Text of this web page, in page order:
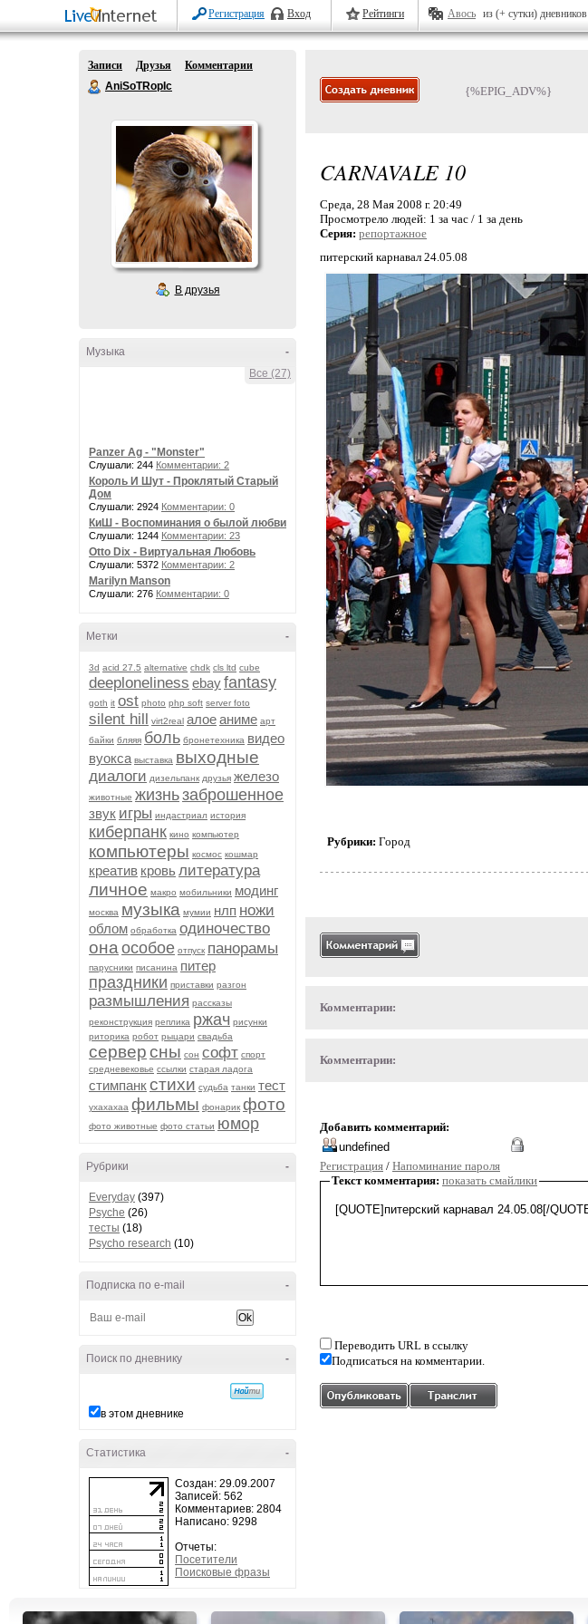
Регистрация Вход Рейтинги Авось из (+ сутки) дневников
Записи Друзья
Комментарии
AniSoTRopIc
В друзья
-
Музыка
Все (27)
Panzer Ag - "Monster"
Слушали: 244 Комментарии: 2
Король И Шут - Проклятый Старый
Дом
Слушали: 2924 Комментарии: 0
КиШ - Воспоминания о былой любви
Слушали: 1244 Комментарии: 23
Otto Dix - Виртуальная Любовь
Слушали: 5372 Комментарии: 2
Marilyn Manson
Слушали: 276 Комментарии: 0
-
Метки
3d acid 27.5 alternative chdk cls ltd cube
deeploneliness ebayfantasy
goth it ost photo php soft server foto
silent hill virt2real алоеаниме арт
байки бляяя боль бронетехника видео
вуокса выставка выходные
диалоги дизельпанк друзья железо
животные жизньзаброшенное
звук игры индастриал история
киберпанк кино компьютер
компьютеры космос кошмар
креатив кровьлитература
личное макро мобильники модинг
москва музыка мумии нлп ножи
облом обработка одиночество
она особое отпуск панорамы
парусники писанина питер
праздники приставки разгон
размышления рассказы
реконструкция реплика ржач рисунки
риторика робот рыцари свадьба
серверсны сон софт спорт
средневековье ссылки старая ладога
стимпанкстихи судьба танки тест
ухахахаа фильмы фонарик фото
фото животные фото статьи юмор
-
Рубрики
Everyday (397)
Psyche (26)
тесты (18)
Psycho research (10)
-
Подписка по e-mail
-
Поиск по дневнику
в этом дневнике
-
Статистика
Создан: 29.09.2007
Записей: 562
Комментариев: 2804
Написано: 9298
Отчеты:
Посетители
Поисковые фразы
{%EPIG_ADV%}
CARNAVALE 10
Среда, 28 Мая 2008 г. 20:49
Просмотрело людей: 1 за час / 1 за день
Серия: репортажное
питерский карнавал 24.05.08
Рубрики: Город
Комментарии:
Комментарии:
Добавить комментарий:
Регистрация / Напоминание пароля
Текст комментария: показать смайлики
Переводить URL в ссылку
Подписаться на комментарии.